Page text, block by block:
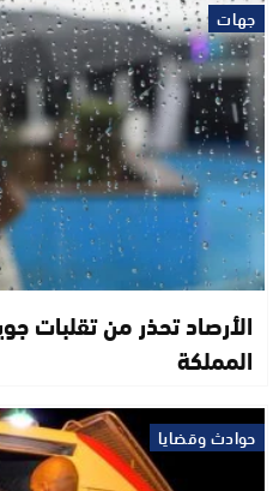
جهات
الأرصاد تحذر من تقلبات
المملكة
حوادث وقضايا